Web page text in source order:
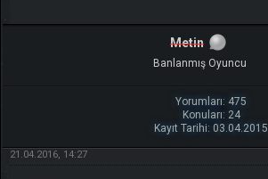
Metin
Banlanmış Oyuncu
Yorumları: 475
Konuları: 24
Kayıt Tarihi: 03.04.2015
21.04.2016, 14:27